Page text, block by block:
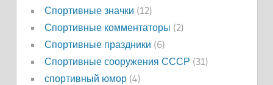
Спортивные значки (12)
Спортивные комментаторы (2)
Спортивные праздники (6)
Спортивные сооружения СССР (31)
спортивный юмор(4)